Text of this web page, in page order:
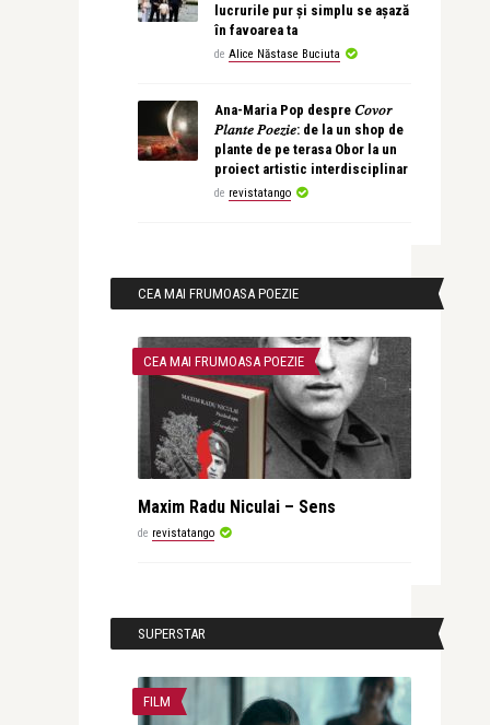
lucrurile pur și simplu se așază
în favoarea ta
de Alice Năstase Buciuta
Ana-Maria Pop despre 𝐶𝑜𝑣𝑜𝑟
𝑃𝑙𝑎𝑛𝑡𝑒 𝑃𝑜𝑒𝑧𝑖𝑒: de la un shop de
plante de pe terasa Obor la un
proiect artistic interdisciplinar
de revistatango
CEA MAI FRUMOASA POEZIE
CEA MAI FRUMOASA POEZIE
Maxim Radu Niculai – Sens
de revistatango
SUPERSTAR
FILM